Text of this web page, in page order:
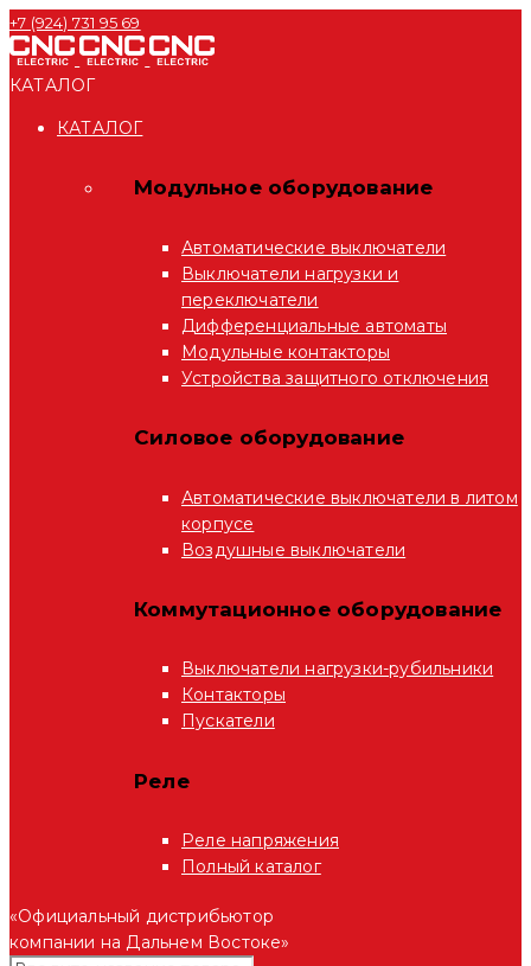
+7 (924) 731 95 69
КАТАЛОГ
КАТАЛОГ
Модульное оборудование
Автоматические выключатели
Выключатели нагрузки и
переключатели
Дифференциальные автоматы
Модульные контакторы
Устройства защитного отключения
Силовое оборудование
Автоматические выключатели в литом
корпусе
Воздушные выключатели
Коммутационное оборудование
Выключатели нагрузки-рубильники
Контакторы
Пускатели
Реле
Реле напряжения
Полный каталог
«Официальный дистрибьютор
компании на Дальнем Востоке»